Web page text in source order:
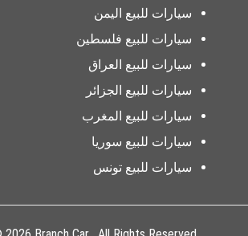
سيارات للبيع اليمن
سيارات للبيع فلسطين
سيارات للبيع العراق
سيارات للبيع الجزائر
سيارات للبيع المغرب
سيارات للبيع سوريا
سيارات للبيع تونس